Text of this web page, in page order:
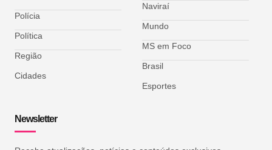
Polícia
Política
Região
Cidades
Naviraí
Mundo
MS em Foco
Brasil
Esportes
Newsletter